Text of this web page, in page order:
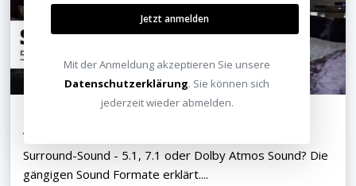
Video
Surround-Sound - 5.1, 7.1 oder Dolby Atmos Sound? Die
gängigen Sound Formate erklärt....
Jetzt anmelden
Mit der Anmeldung akzeptieren Sie unsere
Datenschutzerklärung. Sie können sich
jederzeit wieder abmelden.